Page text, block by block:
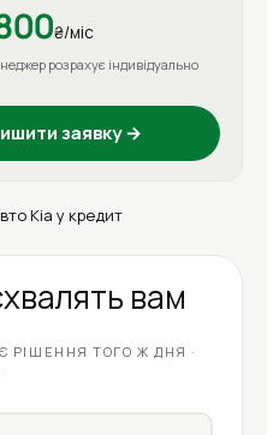
₴/міс
розрахує індивідуально
заявку →
Kia у кредит
вам
РІШЕННЯ ТОГО Ж ДНЯ ·